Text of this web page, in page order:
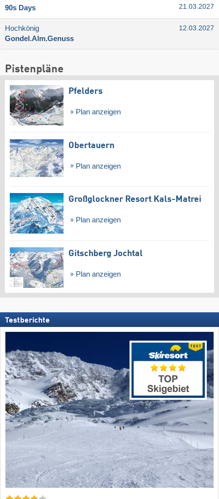
90s Days
21.03.2027
Hochkönig
Gondel.Alm.Genuss
12.03.2027
Pistenpläne
Pfelders
Plan anzeigen
Obertauern
Plan anzeigen
Großglockner Resort Kals-Matrei
Plan anzeigen
Gitschberg Jochtal
Plan anzeigen
Testberichte